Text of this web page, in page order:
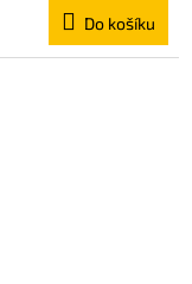
Do košíku